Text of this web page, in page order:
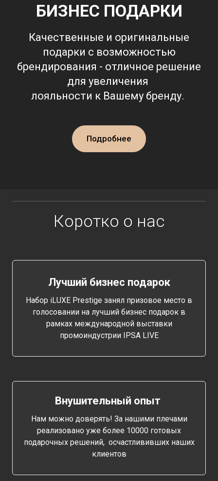
БИЗНЕС ПОДАРКИ
Качественные и оригинальные
подарки с возможностью
брендирования - отличное решение
для увеличения
лояльности к Вашему бренду.
Подробнее
Коротко о нас
Лучший бизнес подарок
Набор iLUXE Prestige занял призовое место в
голосовании на лучший бизнес подарок в
рамках международной выставки
промоиндустрии IPSA LIVE
Внушительный опыт
Нам можно доверять! За нашими плечами
реализовано уже более 10000 готовых
подарочных решений, осчастлививших наших
клиентов